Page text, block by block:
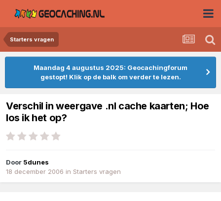
Starters vragen
Maandag 4 augustus 2025: Geocachingforum
gestopt! Klik op de balk om verder te lezen.
Verschil in weergave .nl cache kaarten; Hoe
los ik het op?
Door 5dunes
18 december 2006 in Starters vragen